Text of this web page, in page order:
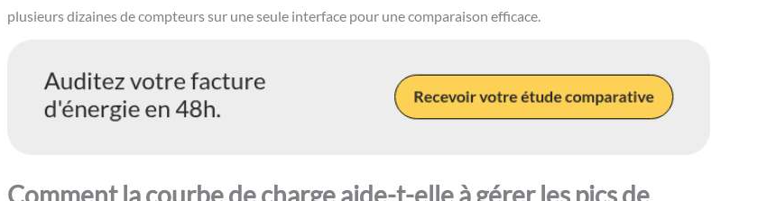
plusieurs dizaines de compteurs sur une seule interface pour une comparaison efficace.
Comment la courbe de charge aide-t-elle à gérer les pics de